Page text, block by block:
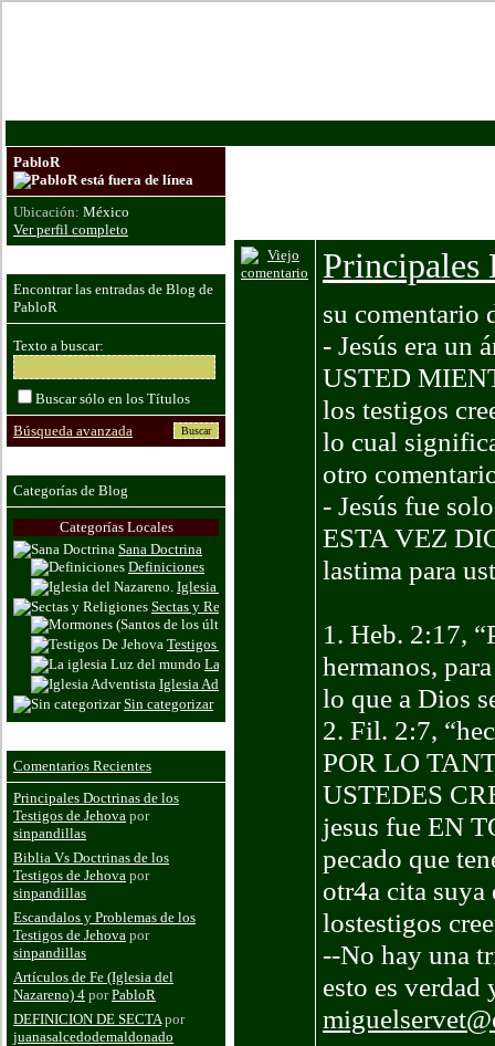
Principales
su comentario
- Jesús era un
USTED
los testigos
lo cual
otro
- Jesús fue
ESTA VEZ
lastima para
1. Heb. 2:17,
hermanos,
lo que a Dios
2. Fil. 2:7,
POR LO
USTEDES
jesus fue EN
pecado que
otr4a cita suya
lostestigos
--No hay una
esto es verdad
PabloR
Ubicación: México
Ver perfil completo
Encontrar las entradas de Blog de
PabloR
Texto a buscar:
Buscar sólo en los Títulos
Búsqueda avanzada
Categorías de Blog
Categorías Locales
Sana Doctrina
Definiciones
Iglesia del Nazareno.
Sectas y Religiones
Mormones (Santos de los últimos dias)
Testigos De Jehova
La iglesia Luz del mundo
Iglesia Adventista
Sin categorizar
Comentarios Recientes
Principales Doctrinas de los
Testigos de Jehova por
sinpandillas
Biblia Vs Doctrinas de los
Testigos de Jehova por
sinpandillas
Escandalos y Problemas de los
Testigos de Jehova por
sinpandillas
Artículos de Fe (Iglesia del
Nazareno) 4 porPabloR
DEFINICION DE SECTA por
juanasalcedodemaldonado